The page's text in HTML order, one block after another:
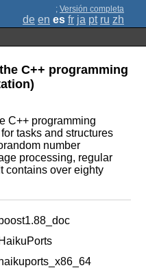
; Versión completa
de en es fr ja pt ru zh
C++ programming
C++ programming
tasks and structures
number
processing, regular
contains over eighty
boost1.88_doc
HaikuPorts
haikuports_x86_64